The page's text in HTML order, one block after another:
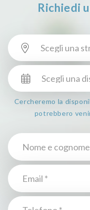
Richiedi
Cercheremo la
potrebbero